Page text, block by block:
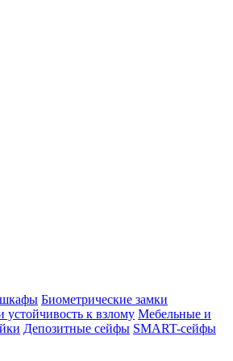
Биометрические замки
к взлому Мебельные и
Депозитные сейфы SMART-сейфы